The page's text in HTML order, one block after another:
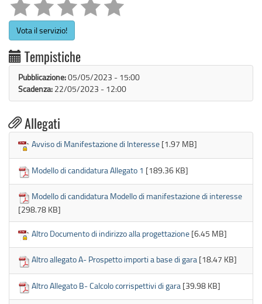
Vota il servizio!
Tempistiche
Pubblicazione:05/05/2023 - 15:00
Scadenza: 22/05/2023 - 12:00
Allegati
Avviso di Manifestazione di Interesse [1.97 MB]
Modello di candidatura Allegato 1 [189.36 KB]
Modello di candidatura Modello di manifestazione di interesse
[298.78 KB]
Altro Documento di indirizzo alla progettazione [6.45 MB]
Altro allegato A- Prospetto importi a base di gara [18.47 KB]
Altro Allegato B- Calcolo corrispettivi di gara [39.98 KB]